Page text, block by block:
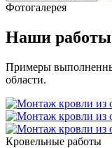
Фотогалерея
Наши работы
Примеры
области.
Кровельные работы